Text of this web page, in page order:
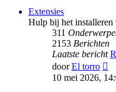
Extensies
Hulp bij het installeren
311
2153 Berichten
Laatste bericht
doorEl torro
10 mei 2026,